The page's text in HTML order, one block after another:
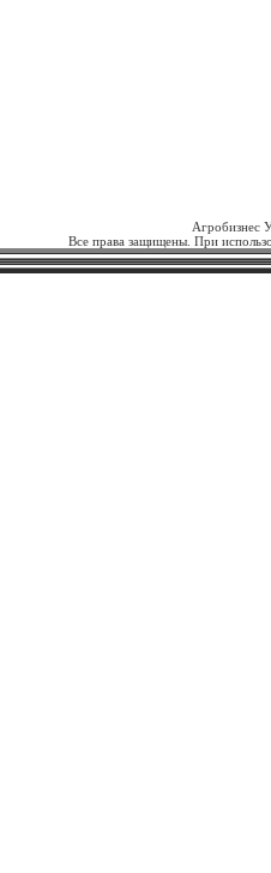
Агробизнес
Все права защищены. При